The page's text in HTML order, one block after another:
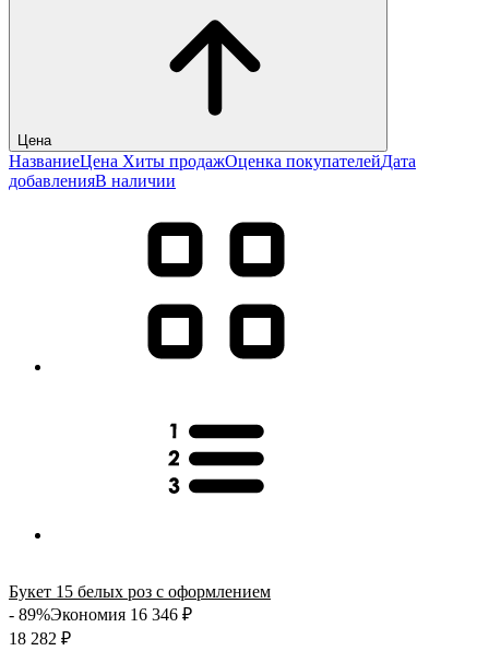
Цена
НазваниеЦена Хиты продажОценка покупателейДата
добавленияВ наличии
Букет 15 белых роз с оформлением
- 89%Экономия 16 346 ₽
18 282 ₽